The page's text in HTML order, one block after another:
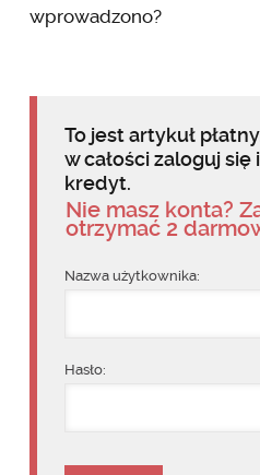
wprowadzono?
To jest artykuł
w całości zaloguj się
kredyt.
Nie masz konta?
otrzymać 2
Nazwa użytkownika:
Hasło: